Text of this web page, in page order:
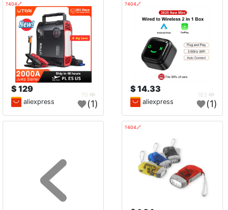
🔗404?
14.33 $
aliexpress (1)
🔗404?
129 $
aliexpress (1)
🔗404?